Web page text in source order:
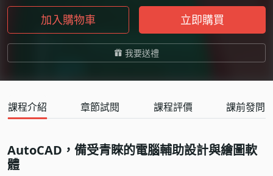
加入購物車 立即購買
我要送禮
課程介紹 章節試閱 課程評價 課前發問
AutoCAD，備受青睞的電腦輔助設計與繪圖軟
體